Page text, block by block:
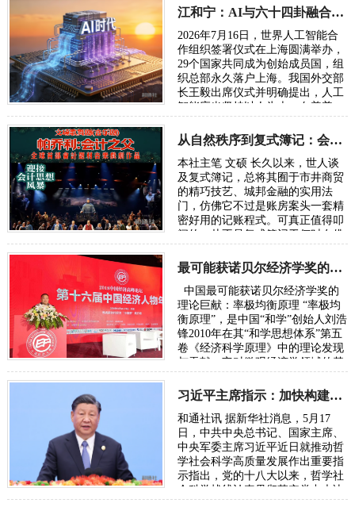
在反思百年“…
江和宁：AI与六十四卦融合将成为读懂宇宙的通用语言
2026年7月16日，世界人工智能合
作组织签署仪式在上海圆满举办，
29个国家共同成为创始成员国，组
织总部永久落户上海。我国外交部
长王毅出席仪式并明确提出，人工
智能应当坚持以人为本、向善普
共享机制，…
从自然秩序到复式簿记：会计制度的诞生逻辑
本社主笔 文硕 长久以来，世人谈
及复式簿记，总将其囿于市井商贸
的精巧技艺、城邦金融的实用法
门，仿佛它不过是账房案头一套精
密好用的记账程式。可真正值得叩
问的，从不是复式簿记于何时在佛
熟，而是人类…
最可能获诺贝尔经济学奖的理论巨献：率极均衡原理
中国最可能获诺贝尔经济学奖的
理论巨献：率极均衡原理 “率极均
衡原理”，是中国“和学”创始人刘浩
锋2010年在其“和学思想体系”第五
卷《经济科学原理》中的理论发现
与贡献。它对微观经济学领域的基
被…
习近平主席指示：加快构建中国哲学社会科学自主知识体系
和通社讯 据新华社消息，5月17
日，中共中央总书记、国家主席、
中央军委主席习近平近日就推动哲
学社会科学高质量发展作出重要指
示指出，党的十八大以来，哲学社
会科学战线认真贯彻落实党中央决